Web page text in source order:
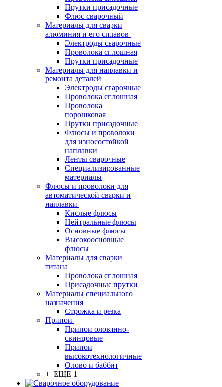
Прутки присадочные
Флюс сварочный
Материалы для сварки
алюминия и его сплавов
Электроды сварочные
Проволока сплошная
Прутки присадочные
Материалы для наплавки и
ремонта деталей
Электроды сварочные
Проволока сплошная
Проволока
порошковая
Прутки присадочные
Флюсы и проволоки
для износостойкой
наплавки
Ленты сварочные
Специализированные
материалы
Флюсы и проволоки для
автоматической сварки и
наплавки
Кислые флюсы
Нейтральные флюсы
Основные флюсы
Высокоосновные
флюсы
Материалы для сварки
титана
Проволока сплошная
Присадочные прутки
Материалы специального
назначения
Строжка и резка
Припои
Припои оловянно-
свинцовые
Припои
высокотехнологичные
Олово и баббит
+ ЕЩЕ 1